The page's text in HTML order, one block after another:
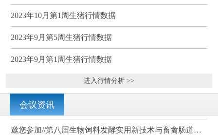
2023年10月第1周生猪行情数据
2023年9月第5周生猪行情数据
2023年9月第1周生猪行情数据
进入行情分析 >>
会议资讯
邀您参加//第八届生物饲料发酵实用新技术与畜禽肠道健康、营养科学研讨会（武汉）